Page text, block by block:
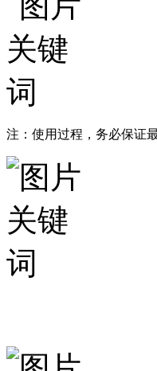
注：使用过程，务必保证